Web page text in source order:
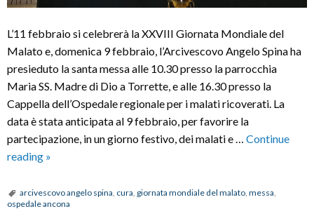
L’11 febbraio si celebrerà la XXVIII Giornata Mondiale del
Malato e, domenica 9 febbraio, l’Arcivescovo Angelo Spina ha
presieduto la santa messa alle 10.30 presso la parrocchia
Maria SS. Madre di Dio a Torrette, e alle 16.30 presso la
Cappella dell’Ospedale regionale per i malati ricoverati. La
data è stata anticipata al 9 febbraio, per favorire la
partecipazione, in un giorno festivo, dei malati e … Continue
reading Celebrata
Giornata
Mondiale
»
arcivescovo angelo spina, cura, giornata mondiale del malato, messa,
ospedale ancona